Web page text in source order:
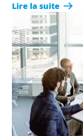
Lire la suite